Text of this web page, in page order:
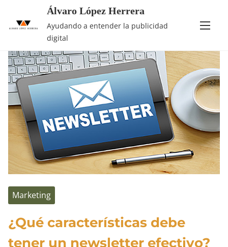
Álvaro López Herrera
Ayudando a entender la publicidad
digital
Etiqueta:base de datos
Marketing
¿Qué características debe
tener un newsletter efectivo?